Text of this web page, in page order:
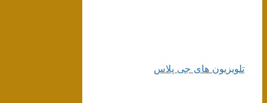
تلویزیون های جی پلاس